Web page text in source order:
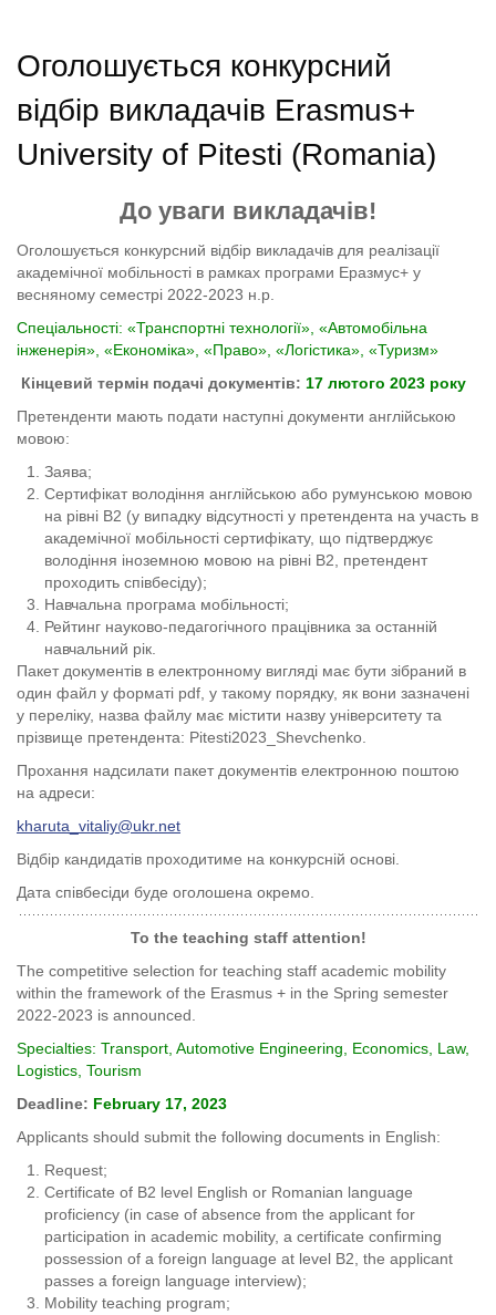
Оголошується конкурсний
відбір викладачів Erasmus+
University of Pitesti (Romania)
До уваги викладачів!
Оголошується конкурсний відбір викладачів для реалізації
академічної мобільності в рамках програми Еразмус+ у
весняному семестрі 2022-2023 н.р.
Спеціальності: «Транспортні технології», «Автомобільна
інженерія», «Економіка», «Право», «Логістика», «Туризм»
Кінцевий термін подачі документів: 17 лютого 2023 року
Претенденти мають подати наступні документи англійською
мовою:
Заява;
Сертифікат володіння англійською або румунською мовою
на рівні В2 (у випадку відсутності у претендента на участь в
академічної мобільності сертифікату, що підтверджує
володіння іноземною мовою на рівні В2, претендент
проходить співбесіду);
Навчальна програма мобільності;
Рейтинг науково-педагогічного працівника за останній
навчальний рік.
Пакет документів в електронному вигляді має бути зібраний в
один файл у форматі pdf, у такому порядку, як вони зазначені
у переліку, назва файлу має містити назву університету та
прізвище претендента: Pitesti2023_Shevchenko.
Прохання надсилати пакет документів електронною поштою
на адреси:
kharuta_vitaliy@ukr.net
Відбір кандидатів проходитиме на конкурсній основі.
Дата співбесіди буде оголошена окремо.
To the teaching staff attention!
The competitive selection for teaching staff academic mobility
within the framework of the Erasmus + in the Spring semester
2022-2023 is announced.
Specialties: Transport, Automotive Engineering, Economics, Law,
Logistics, Tourism
Deadline: February 17, 2023
Applicants should submit the following documents in English:
Request;
Certificate of B2 level English or Romanian language
proficiency (in case of absence from the applicant for
participation in academic mobility, a certificate confirming
possession of a foreign language at level B2, the applicant
passes a foreign language interview);
Mobility teaching program;